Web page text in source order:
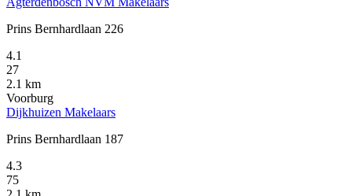
Prins Bernhardlaan 226
4.1
27
2.1 km
Voorburg
Dijkhuizen Makelaars
Prins Bernhardlaan 187
4.3
75